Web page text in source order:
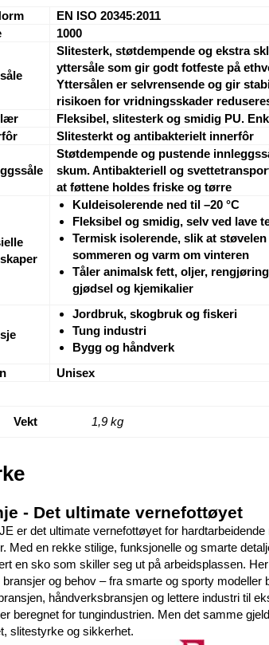
EN ISO 20345:2011
1000
Slitesterk, støtdempende og ekstra
yttersåle som gir godt fotfeste på
Yttersålen er selvrensende og gir
risikoen for vridningsskader
Fleksibel, slitesterk og smidig PU.
Slitesterkt og antibakterielt innerfôr
Støtdempende og pustende
skum. Antibakteriell og
at føttene holdes friske og tørre
Kuldeisolerende ned til –20 °C
Fleksibel og smidig, selv ved lave
Termisk isolerende, slik at
sommeren og varm om vinteren
Tåler animalsk fett, oljer,
gjødsel og kjemikalier
Jordbruk, skogbruk og fiskeri
Tung industri
Bygg og håndverk
Unisex
Vekt 1,9 kg
- Det ultimate vernefottøyet
er det ultimate vernefottøyet for hardtarbeidende
Med en rekke stilige, funksjonelle og smarte
en sko som skiller seg ut på arbeidsplassen.
bransjer og behov – fra smarte og sporty modeller
håndverksbransjen og lettere industri til
beregnet for tungindustrien. Men det samme
slitestyrke og sikkerhet.